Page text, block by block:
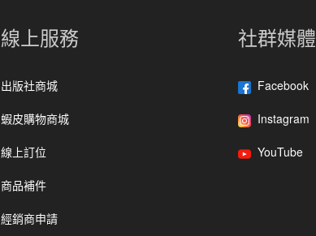
線上服務
出版社商城
蝦皮購物商城
線上訂位
商品補件
經銷商申請
社群媒體
Facebook
Instagram
YouTube